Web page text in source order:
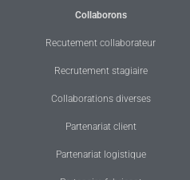
Collaborons
Recutement collaborateur
Recrutement stagiaire
Collaborations diverses
Partenariat client
Partenariat logistique